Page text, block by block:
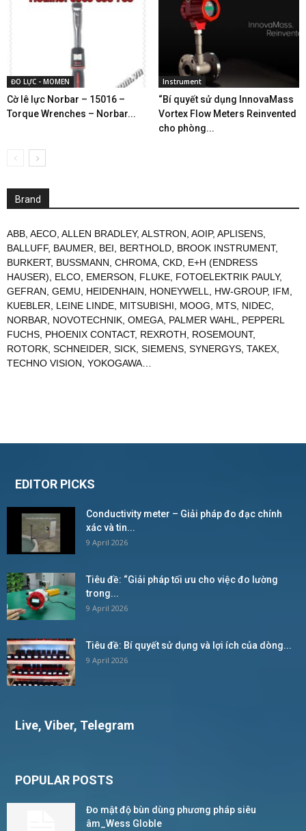
ĐO LỰC - MOMEN
Cờ lê lực Norbar – 15016 –
Torque Wrenches – Norbar...
Instrument
“Bí quyết sử dụng InnovaMass
Vortex Flow Meters Reinvented
cho phòng...
Brand
ABB, AECO, ALLEN BRADLEY, ALSTRON, AOIP, APLISENS,
BALLUFF, BAUMER, BEI, BERTHOLD, BROOK INSTRUMENT,
BURKERT, BUSSMANN, CHROMA, CKD, E+H (ENDRESS
HAUSER), ELCO, EMERSON, FLUKE, FOTOELEKTRIK PAULY,
GEFRAN, GEMU, HEIDENHAIN, HONEYWELL, HW-GROUP, IFM,
KUEBLER, LEINE LINDE, MITSUBISHI, MOOG, MTS, NIDEC,
NORBAR, NOVOTECHNIK, OMEGA, PALMER WAHL, PEPPERL
FUCHS, PHOENIX CONTACT, REXROTH, ROSEMOUNT,
ROTORK, SCHNEIDER, SICK, SIEMENS, SYNERGYS, TAKEX,
TECHNO VISION, YOKOGAWA…
EDITOR PICKS
Conductivity meter – Giải pháp đo đạc chính
xác và tin...
9 April 2026
Tiêu đề: “Giải pháp tối ưu cho việc đo lường
trong...
9 April 2026
Tiêu đề: Bí quyết sử dụng và lợi ích của dòng...
9 April 2026
Live, Viber, Telegram
POPULAR POSTS
Đo mật độ bùn dùng phương pháp siêu
âm_Wess Globle